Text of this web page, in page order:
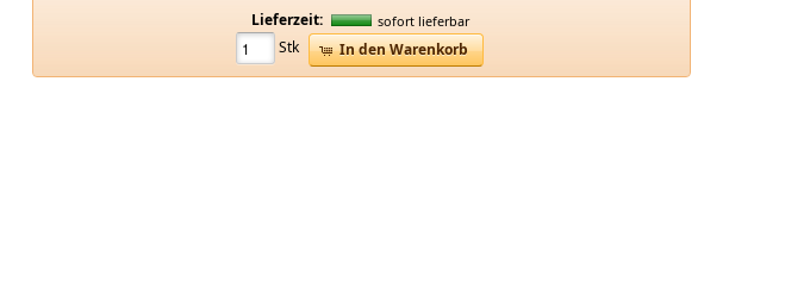
Lieferzeit: sofort lieferbar
Stk In den Warenkorb